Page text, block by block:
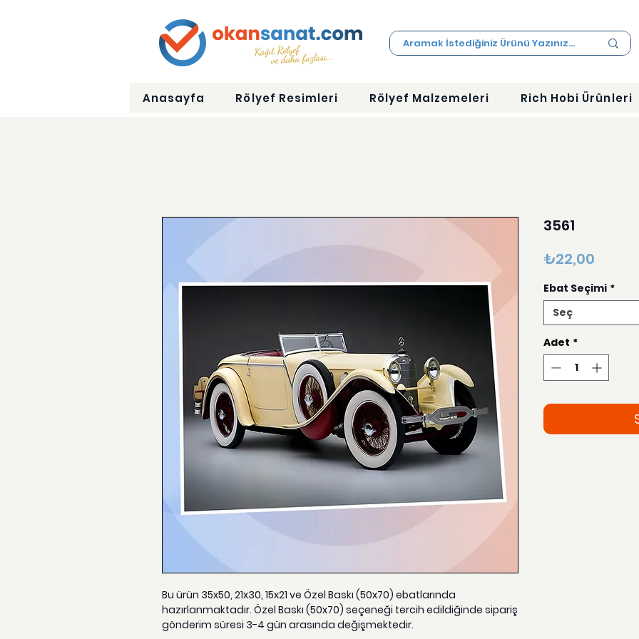
Anasayfa Rölyef Resimleri Rölyef Malzemeleri Rich Hobi Ürünleri
Bu ürün 35x50, 21x30, 15x21 ve Özel Baskı (50x70) ebatlarında
hazırlanmaktadır. Özel Baskı (50x70) seçeneği tercih edildiğinde sipariş
gönderim süresi 3-4 gün arasında değişmektedir.
3561
₺22,00
Ebat Seçimi *
Seç
Adet *